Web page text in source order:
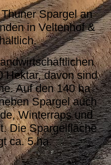
Spargel an
in Veltenhof &
Hektar, davon sind
Auf den 140 ha
Spargel auch
Winterraps und
Die Spargelfläche
ca. 5 ha.